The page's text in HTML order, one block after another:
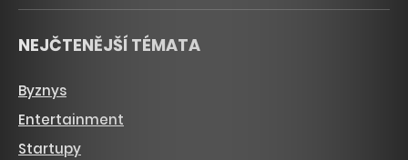
NEJČTENĚJŠÍ TÉMATA
Byznys
Entertainment
Startupy